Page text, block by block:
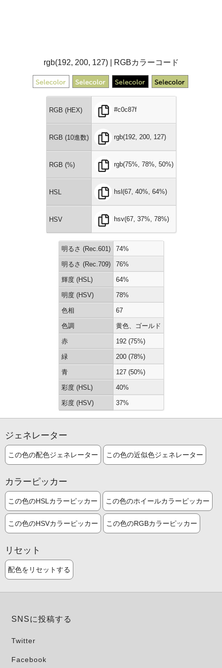
rgb(192, 200, 127) | RGBカラーコード
RGB (HEX) #c0c87f
RGB (10進数) rgb(192, 200, 127)
RGB (%) rgb(75%, 78%, 50%)
HSL hsl(67, 40%, 64%)
HSV hsv(67, 37%, 78%)
明るさ (Rec.601) 74%
明るさ (Rec.709) 76%
輝度 (HSL) 64%
明度 (HSV) 78%
色相 67
色調 黄色、ゴールド
赤 192 (75%)
緑 200 (78%)
青 127 (50%)
彩度 (HSL) 40%
彩度 (HSV) 37%
ジェネレーター
この色の配色ジェネレーター この色の近似色ジェネレーター
カラーピッカー
この色のHSLカラーピッカー この色のホイールカラーピッカー
この色のHSVカラーピッカー この色のRGBカラーピッカー
リセット
配色をリセットする
SNSに投稿する
Twitter
Facebook